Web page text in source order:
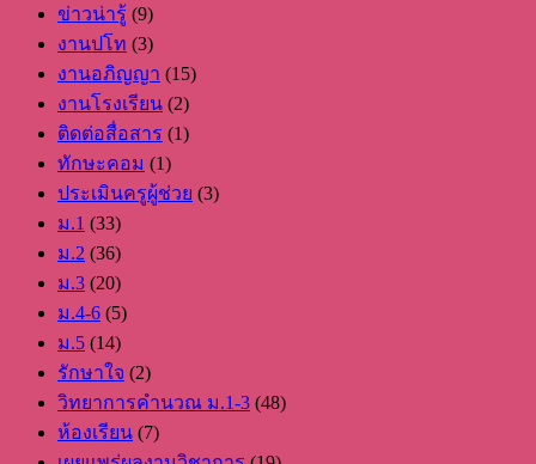
ข่าวน่ารู้ (9)
งานปโท (3)
งานอภิญญา (15)
งานโรงเรียน (2)
ติดต่อสื่อสาร (1)
ทักษะคอม (1)
ประเมินครูผู้ช่วย (3)
ม.1 (33)
ม.2 (36)
ม.3 (20)
ม.4-6 (5)
ม.5 (14)
รักษาใจ (2)
วิทยาการคำนวณ ม.1-3 (48)
ห้องเรียน (7)